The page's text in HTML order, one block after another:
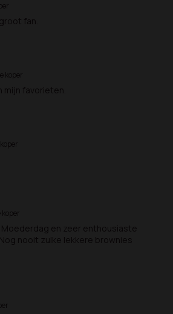
fan.
koper
mijn favorieten.
koper
en zeer enthousiaste
nooit zulke lekkere brownies